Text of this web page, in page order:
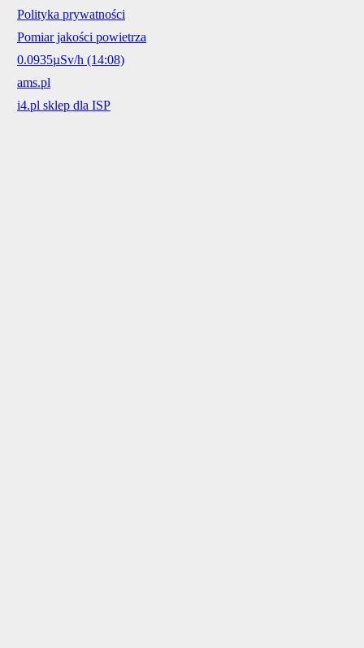
Polityka prywatności
Pomiar jakości powietrza
0.0935µSv/h (14:08)
ams.pl
i4.pl sklep dla ISP